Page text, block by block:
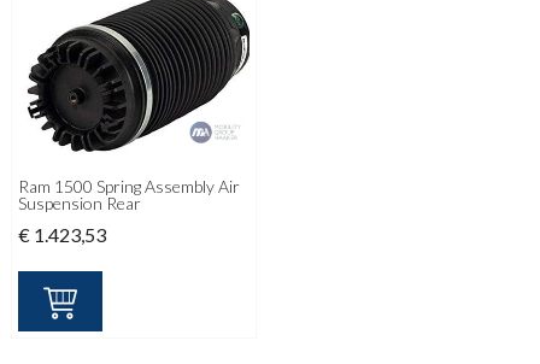
Ram 1500 Spring Assembly Air
Suspension Rear
€ 1.423,53